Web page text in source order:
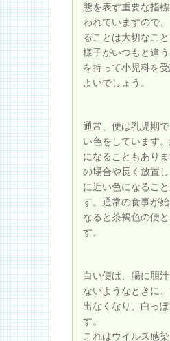
態を表す重要な指
われていますので
ることは大切なこ
様子がいつもと違
を持って小児科を
よいでしょう。
通常、便は乳児期
い色をしています
になることもあり
の場合や長く放置
に近い色になるこ
す。通常の食事が
なると茶褐色の便
す。
白い便は、腸に胆
ないようなときに
出なくなり、白っ
す。
これはウイルス感